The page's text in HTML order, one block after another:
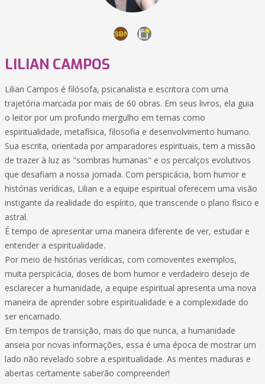
LILIAN CAMPOS
Lilian Campos é filósofa, psicanalista e escritora com uma
trajetória marcada por mais de 60 obras. Em seus livros, ela guia
o leitor por um profundo mergulho em temas como
espiritualidade, metafísica, filosofia e desenvolvimento humano.
Sua escrita, orientada por amparadores espirituais, tem a missão
de trazer à luz as "sombras humanas" e os percalços evolutivos
que desafiam a nossa jornada. Com perspicácia, bom humor e
histórias verídicas, Lilian e a equipe espiritual oferecem uma visão
instigante da realidade do espírito, que transcende o plano físico e
astral.
É tempo de apresentar uma maneira diferente de ver, estudar e
entender a espiritualidade.
Por meio de histórias verídicas, com comoventes exemplos,
muita perspicácia, doses de bom humor e verdadeiro desejo de
esclarecer a humanidade, a equipe espiritual apresenta uma nova
maneira de aprender sobre espiritualidade e a complexidade do
ser encarnado.
Em tempos de transição, mais do que nunca, a humanidade
anseia por novas informações, essa é uma época de mostrar um
lado não revelado sobre a espiritualidade. As mentes maduras e
abertas certamente saberão compreender!